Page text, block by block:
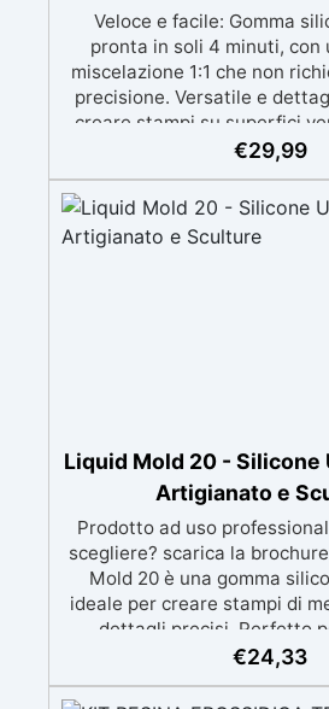
Veloce e facile: Gomma
pronta in soli 4 minuti, con
miscelazione 1:1 che non
precisione. Versatile e
creare stampi su superfici
intricati, compatibile con
Atossica e sicura:
atossica e facile da
mascherina. Alta
€29,99
Liquid Mold 20 - Silicone
Artigianato e
Prodotto ad uso
scegliere? scarica la
Mold 20 è una gomma
ideale per creare stampi di
dettagli precisi. Perfetto
sculture, oggetti artistici,
artigianali con dettagli
€24,33